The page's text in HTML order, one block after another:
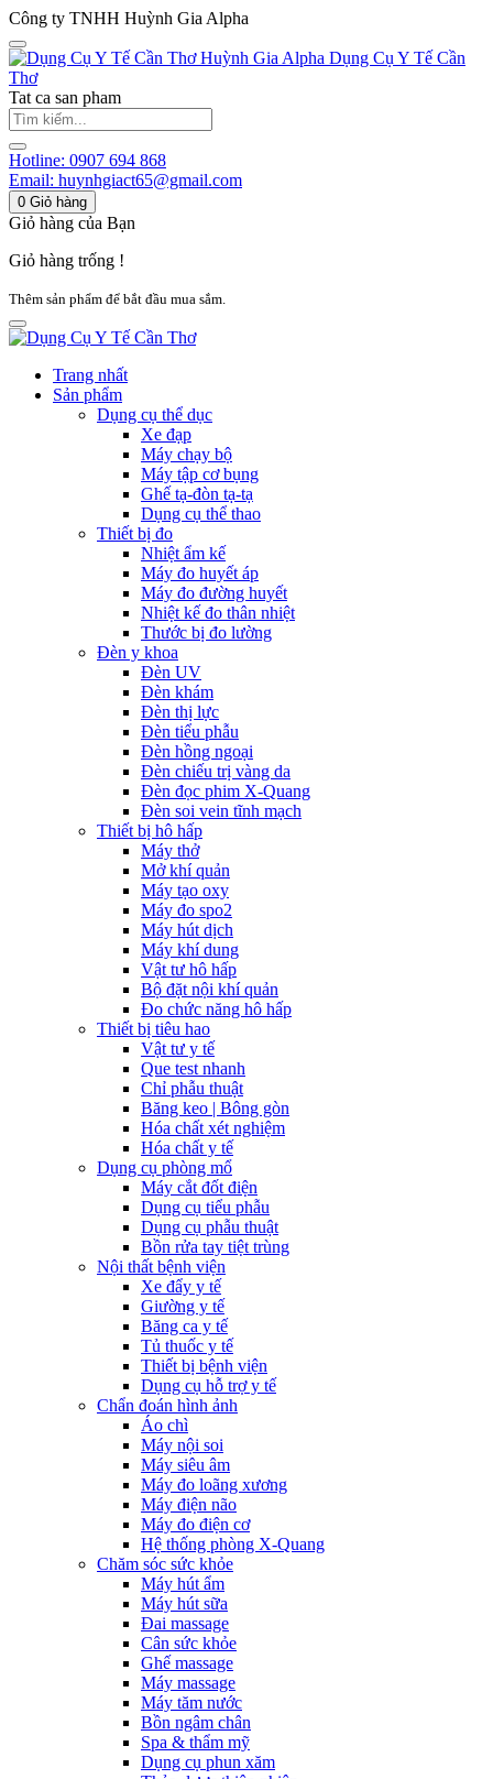
Công ty TNHH Huỳnh Gia Alpha
Huỳnh Gia Alpha Dụng Cụ Y Tế Cần
Thơ
Tat ca san pham
Hotline: 0907 694 868
Email: huynhgiact65@gmail.com
0 Giỏ hàng
Giỏ hàng của Bạn
Giỏ hàng trống !
Thêm sản phẩm để bắt đầu mua sắm.
Trang nhất
Sản phẩm
Dụng cụ thể dục
Xe đạp
Máy chạy bộ
Máy tập cơ bụng
Ghế tạ-đòn tạ-tạ
Dụng cụ thể thao
Thiết bị đo
Nhiệt ẩm kế
Máy đo huyết áp
Máy đo đường huyết
Nhiệt kế đo thân nhiệt
Thước bị đo lường
Đèn y khoa
Đèn UV
Đèn khám
Đèn thị lực
Đèn tiểu phẫu
Đèn hồng ngoại
Đèn chiếu trị vàng da
Đèn đọc phim X-Quang
Đèn soi vein tĩnh mạch
Thiết bị hô hấp
Máy thở
Mở khí quản
Máy tạo oxy
Máy đo spo2
Máy hút dịch
Máy khí dung
Vật tư hô hấp
Bộ đặt nội khí quản
Đo chức năng hô hấp
Thiết bị tiêu hao
Vật tư y tế
Que test nhanh
Chỉ phẫu thuật
Băng keo | Bông gòn
Hóa chất xét nghiệm
Hóa chất y tế
Dụng cụ phòng mổ
Máy cắt đốt điện
Dụng cụ tiểu phẫu
Dụng cụ phẫu thuật
Bồn rửa tay tiệt trùng
Nội thất bệnh viện
Xe đẩy y tế
Giường y tế
Băng ca y tế
Tủ thuốc y tế
Thiết bị bệnh viện
Dụng cụ hỗ trợ y tế
Chẩn đoán hình ảnh
Áo chì
Máy nội soi
Máy siêu âm
Máy đo loãng xương
Máy điện não
Máy đo điện cơ
Hệ thống phòng X-Quang
Chăm sóc sức khỏe
Máy hút ẩm
Máy hút sữa
Đai massage
Cân sức khỏe
Ghế massage
Máy massage
Máy tăm nước
Bồn ngâm chân
Spa & thẩm mỹ
Dụng cụ phun xăm